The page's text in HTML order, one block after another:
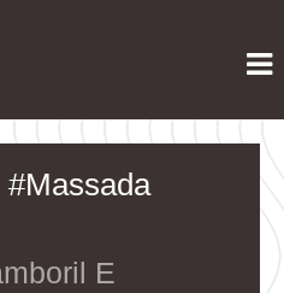
#massada
E